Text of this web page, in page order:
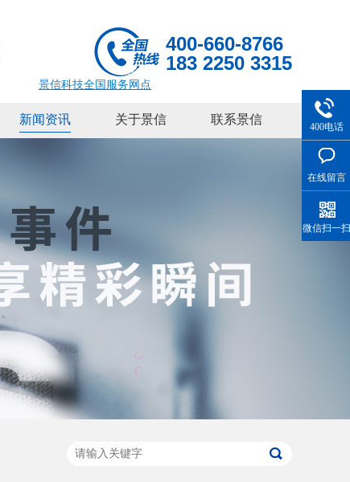
400-660-8766
183 2250 3315
景信科技全国服务网点
新闻资讯 关于景信 联系景信
400电话
在线留言
微信扫一扫